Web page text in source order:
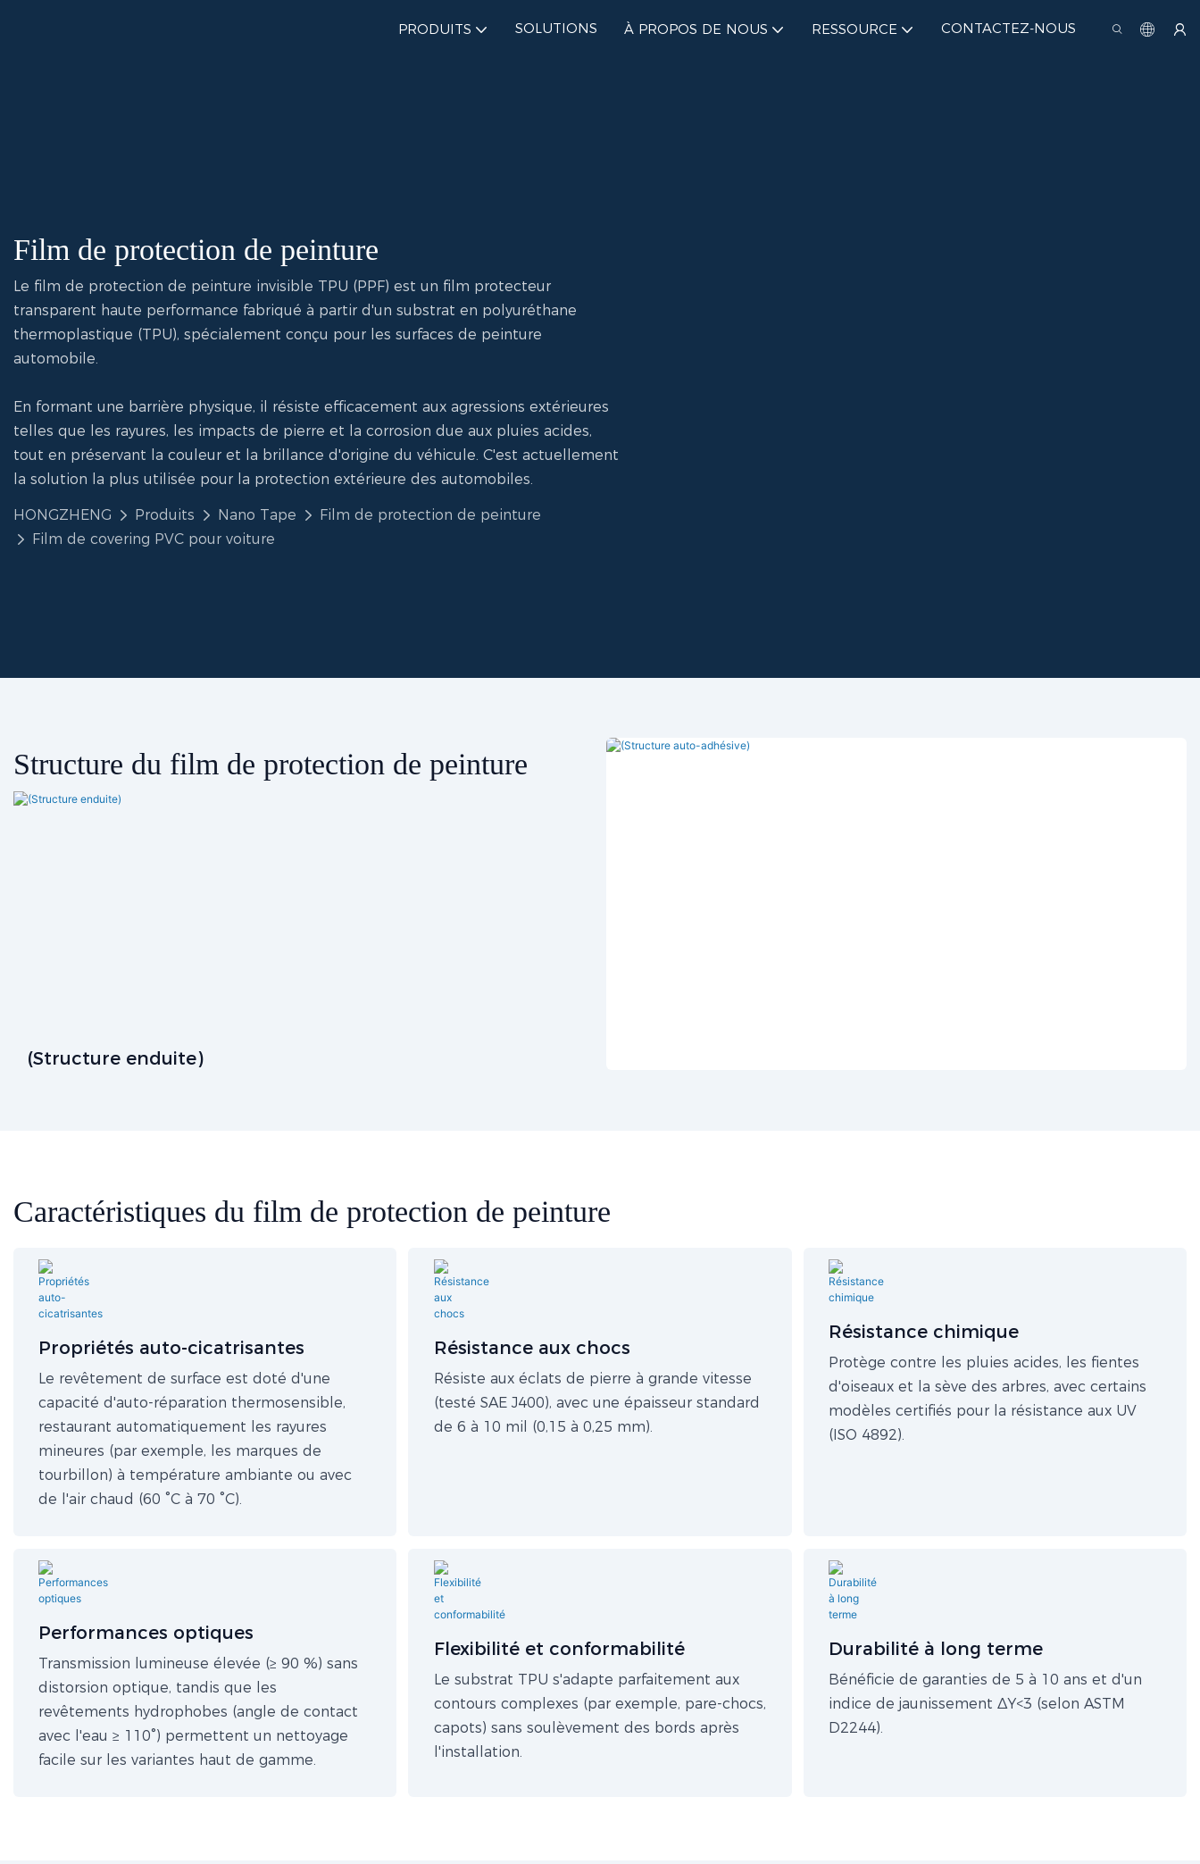
PRODUITS SOLUTIONS À PROPOS DE NOUS RESSOURCE CONTACTEZ-NOUS
Film de protection de peinture
Le film de protection de peinture invisible TPU (PPF) est un film protecteur
transparent haute performance fabriqué à partir d'un substrat en polyuréthane
thermoplastique (TPU), spécialement conçu pour les surfaces de peinture
automobile.
En formant une barrière physique, il résiste efficacement aux agressions extérieures
telles que les rayures, les impacts de pierre et la corrosion due aux pluies acides,
tout en préservant la couleur et la brillance d'origine du véhicule. C'est actuellement
la solution la plus utilisée pour la protection extérieure des automobiles.
HONGZHENG Produits Nano Tape
Film de protection de peinture
Film de covering PVC pour voiture
Structure du film de protection de peinture
(Structure enduite)
Caractéristiques du film de protection de peinture​​
Propriétés auto-cicatrisantes
Le revêtement de surface est doté d'une
capacité d'auto-réparation thermosensible,
restaurant automatiquement les rayures
mineures (par exemple, les marques de
tourbillon) à température ambiante ou avec
de l'air chaud (60 °C à 70 °C).
Résistance aux chocs
Résiste aux éclats de pierre à grande vitesse
(testé SAE J400), avec une épaisseur standard
de 6 à 10 mil (0,15 à 0,25 mm).
Résistance chimique
Protège contre les pluies acides, les fientes
d'oiseaux et la sève des arbres, avec certains
modèles certifiés pour la résistance aux UV
(ISO 4892).
Performances optiques
Transmission lumineuse élevée (≥ 90 %) sans
distorsion optique, tandis que les
revêtements hydrophobes (angle de contact
avec l'eau ≥ 110°) permettent un nettoyage
facile sur les variantes haut de gamme.
Flexibilité et conformabilité
Le substrat TPU s'adapte parfaitement aux
contours complexes (par exemple, pare-chocs,
capots) sans soulèvement des bords après
l'installation.
Durabilité à long terme
Bénéficie de garanties de 5 à 10 ans et d'un
indice de jaunissement ΔY<3 (selon ASTM
D2244).